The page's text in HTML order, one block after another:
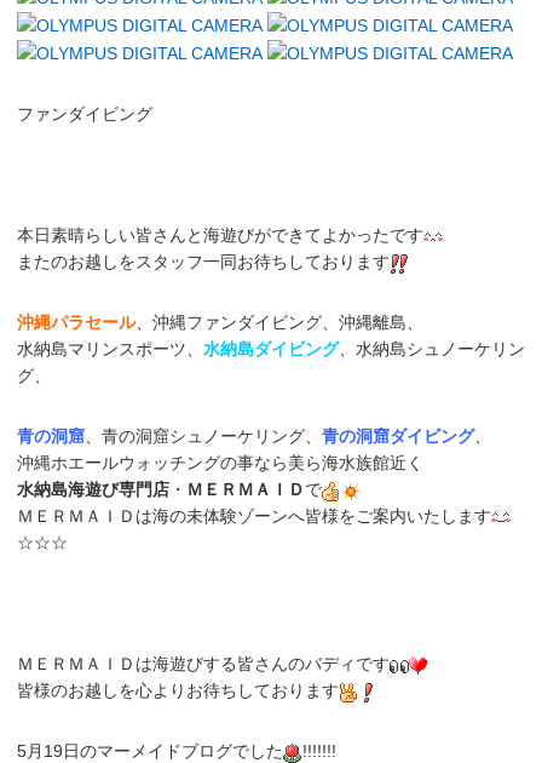
ファンダイビング
本日素晴らしい皆さんと海遊びができてよかったです
またのお越しをスタッフ一同お待ちしております
沖縄パラセール、沖縄ファンダイビング、沖縄離島、
水納島マリンスポーツ、 水納島ダイビング、水納島シュノーケリン
グ、
青の洞窟、青の洞窟シュノーケリング、 青の洞窟ダイビング、
沖縄ホエールウォッチングの事なら美ら海水族館近く
水納島海遊び専門店 ・ ＭＥＲＭＡＩＤで
ＭＥＲＭＡＩＤは海の未体験ゾーンへ皆様をご案内いたします
☆☆☆
ＭＥＲＭＡＩＤは海遊びする皆さんのバディです
皆様のお越しを心よりお待ちしております
5月19日のマーメイドブログでした !!!!!!!